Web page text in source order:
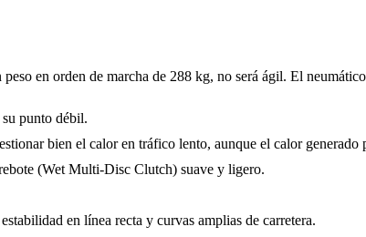
en orden de marcha de 288 kg, no será ágil. El
punto débil.
bien el calor en tráfico lento, aunque el calor generado
(Wet Multi-Disc Clutch) suave y ligero.
en línea recta y curvas amplias de carretera.